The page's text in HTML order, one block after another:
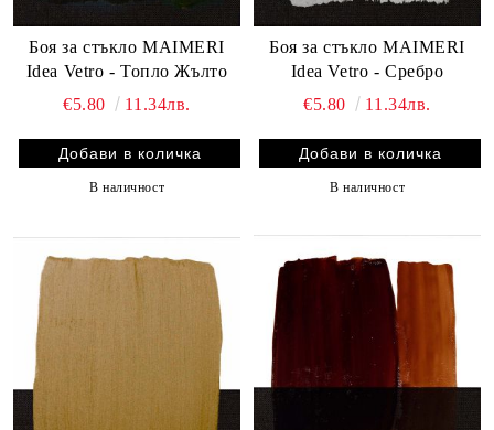
Боя за стъкло MAIMERI
Idea Vetro - Топло Жълто
€5.80
11.34лв.
В наличност
Боя за стъкло MAIMERI
Idea Vetro - Сребро
€5.80
11.34лв.
В наличност